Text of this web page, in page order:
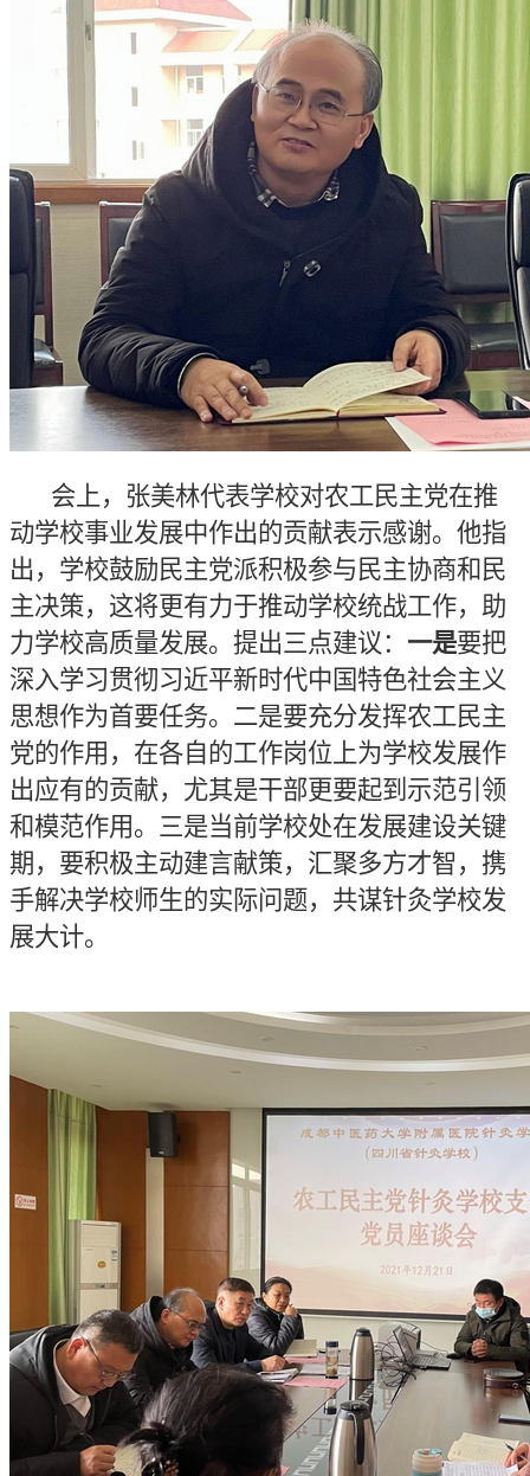
会上，张美林代表学校对农工民主党在推
动学校事业发展中作出的贡献表示感谢。他指
出 ， 学校鼓励民主党派积极参与 民主协商和 民
主决策，这将更有力于推动学校统战工作，助
力学校高质量发展。 提出三点建议： 一是要把
深入学习贯彻习近平新时代中国特色社会主义
思想作为首要任务。二是要充分发挥农工民主
党的作用，在各自的工作岗位上为学校发展作
出应有的贡献，尤其是干部更要起到示范引领
和模范作用。 三是当前学校处在发展建设关键
期 ， 要积极主动建言献策，汇聚多方才智，携
手解决学校师生的实际问题，共谋针灸学校发
展大计。